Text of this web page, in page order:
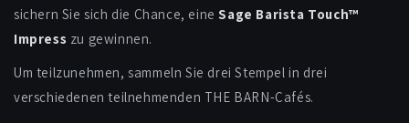
sichern Sie sich die Chance, eineSage Barista Touch™
Impress zu gewinnen.
Um teilzunehmen, sammeln Sie drei Stempel in drei
verschiedenen teilnehmenden THE BARN-Cafés.